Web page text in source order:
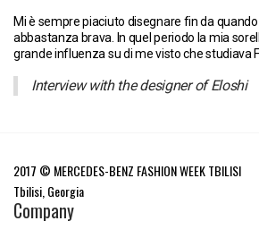
Mi è sempre piaciuto disegnare fin da
abbastanza brava. In quel periodo la mia
grande influenza su di me visto che studiava
Interview with the designer of Eloshi
2017 © MERCEDES-BENZ FASHION WEEK TBILISI
Tbilisi, Georgia
Company